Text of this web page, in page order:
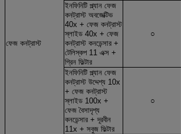
ফেজ কনট্রাস্ট
ইনফিনিটি প্ল্যান ফেজ
কনট্রাস্ট অবজেক্টিভ
40x + ফেজ কনট্রাস্ট
স্লাইড 40x + ফেজ
কনট্রাস্ট কনডেন্সার +
টেলিস্কপ 11 এক্স +
গ্রিন ফিল্টার
○
ইনফিনিটি প্ল্যান ফেজ
কনট্রাস্ট উদ্দেশ্য 10x
+ ফেজ কনট্রাস্ট
স্লাইড 100x +
ফেজ বৈসাদৃশ্য
কনডেন্সার + দূরবীন
11x + সবুজ ফিল্টার
○